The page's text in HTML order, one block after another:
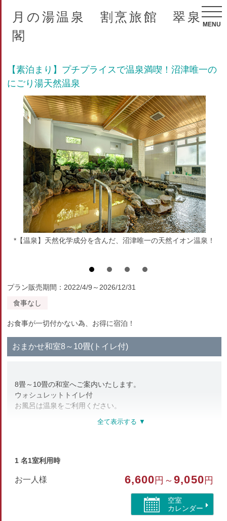
月の湯温泉 割烹旅館 翠泉
閣
MENU
【素泊まり】プチプライスで温泉満喫！沼津唯一の
にごり湯天然温泉
*【温泉】天然化学成分を含んだ、沼津唯一の天然イオン温泉！
プラン販売期間：2022/4/9～2026/12/31
食事なし
お食事が一切付かない為、お得に宿泊！
おまかせ和室8～10畳(トイレ付)
8畳～10畳の和室へご案内いたします。
ウォシュレットトイレ付
お風呂は温泉をご利用ください。
沼津の美しい自然を望めるゆったりとした和室。
テレビ／冷蔵庫／ドライヤー（貸出）／ハミガキセット／タオ
※Wi-Fiはフロントのみ使用が可能です。
※眺望やお部屋番号等の指定は承っておりません。
1 名1室利用時
お一人様 6,600 円～9,050 円
空室
カレンダー